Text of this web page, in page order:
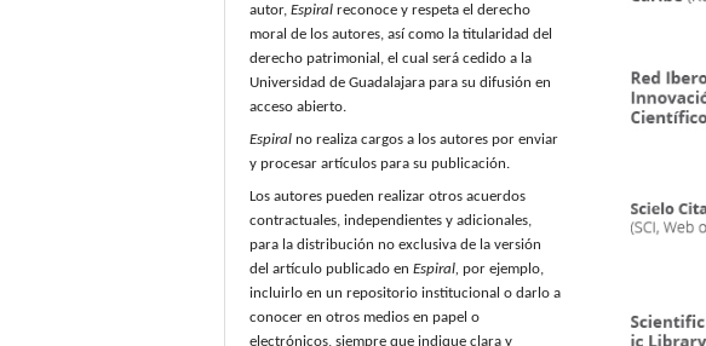
autor,Espiralreconoce y respeta el derecho
moral de los autores, así como la titularidad del
derecho patrimonial, el cual será cedido a la
Universidad de Guadalajara para su difusión en
acceso abierto.
Espiralno realiza cargos a los autores por enviar
y procesar artículos para su publicación.
Los autores pueden realizar otros acuerdos
contractuales, independientes y adicionales,
para la distribución no exclusiva de la versión
del artículo publicado enEspiral, por ejemplo,
incluirlo en un repositorio institucional o darlo a
conocer en otros medios en papel o
electrónicos, siempre que indique clara y